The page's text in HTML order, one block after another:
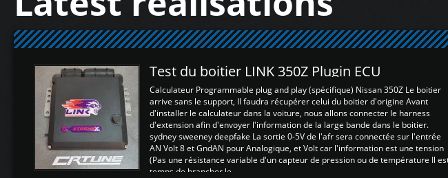
Test du boitier LINK 350Z Plugin ECU
Calculateur Programmable plug and play (spécifique) Nissan 350Z Le boitier
arrive sans le support, Il faudra récupérer celui du boitier d'origine Avant
d'installer le calculateur dans la voiture, nous allons connecter le harness
d'extension afin d'envoyer l'information de la large bande dans le boitier.
sydney sweeney deepfake La sortie 0-5V de l'afr sera connectée sur l'entrée
AN Volt 8 et GndAN pour Analogique, et Volt car l'information est une tension
(Pas une résistance variable d'un capteur de pression ou de température Il
temps de brancher le ...